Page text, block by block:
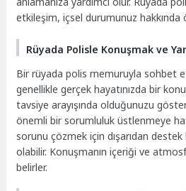
etkileşim, içsel durumunuz hakkında
Rüyada Polisle Konuşmak ve
Bir rüyada polis memuruyla sohbet
genellikle gerçek hayatınızda bir
tavsiye arayışında olduğunuzu
önemli bir sorumluluk üstlenmeye
sorunu çözmek için dışarıdan
olabilir. Konuşmanın içeriği ve
belirler.